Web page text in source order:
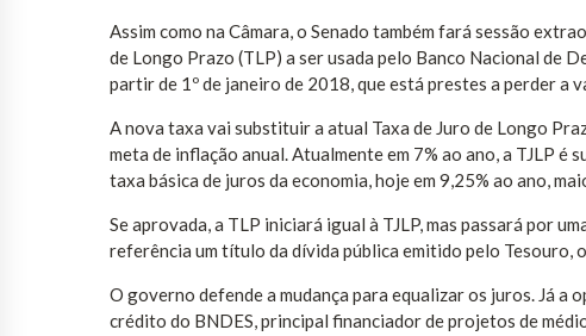
Assim como na Câmara, o Senado também fará sessão
de Longo Prazo (TLP) a ser usada pelo Banco Nacional de
partir de 1º de janeiro de 2018, que está prestes a perder a
A nova taxa vai substituir a atual Taxa de Juro de Longo
meta de inflação anual. Atualmente em 7% ao ano, a TJLP
taxa básica de juros da economia, hoje em 9,25% ao ano,
Se aprovada, a TLP iniciará igual à TJLP, mas passará por
referência um título da dívida pública emitido pelo Tesouro,
O governo defende a mudança para equalizar os juros. Já a
crédito do BNDES, principal financiador de projetos de